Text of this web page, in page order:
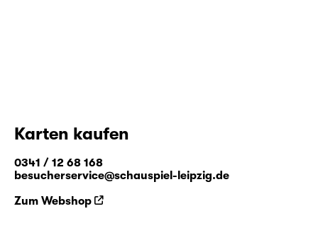
Karten kaufen
0341 / 12 68 168
besucherservice@schauspiel-leipzig.de
Zum Webshop